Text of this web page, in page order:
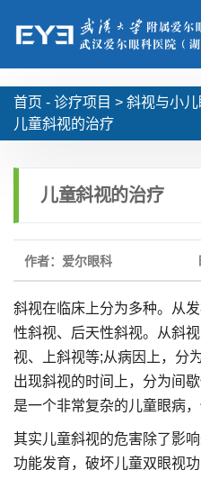
首页 - 诊疗项目 > 斜视与小
儿童斜视的治疗
儿童斜视的治疗
作者：爱尔眼科
斜视在临床上分为多种。从
性斜视、后天性斜视。从斜
视、上斜视等;从病因上，分
出现斜视的时间上，分为间
是一个非常复杂的儿童眼病
其实儿童斜视的危害除了影
功能发育，破坏儿童双眼视